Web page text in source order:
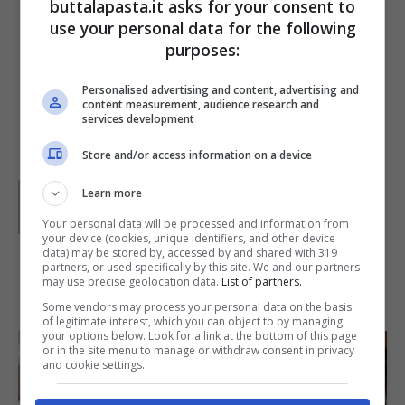
sterilizzati, chiudete e capovolgeteli, quindi
copriteli con un panno di lana e lasciateli
fresco.
al 2011, spaziando tra tutte le tipologie di ricette, dai
primi ai contorni, dai secondi ai dolci.
IN PRIMO PIANO
buttalapasta.it asks for your consent to
use your personal data for the following
purposes:
Personalised advertising and content, advertising and
content measurement, audience research and
services development
Store and/or access information on a device
Learn more
Your personal data will be processed and information from
your device (cookies, unique identifiers, and other device
data) may be stored by, accessed by and shared with 319
partners, or used specifically by this site. We and our partners
may use precise geolocation data. List of partners.
Some vendors may process your personal data on the basis
of legitimate interest, which you can object to by managing
your options below. Look for a link at the bottom of this page
or in the site menu to manage or withdraw consent in privacy
and cookie settings.